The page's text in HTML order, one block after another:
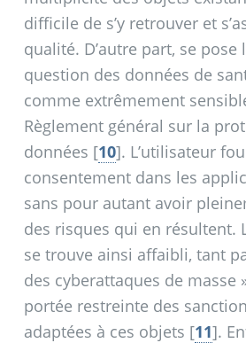
difficile de s’y retrouver et
qualité. D’autre part, se pose
question des données de
comme extrêmement
Règlement général sur la
données [10]. L’utilisateur
consentement dans les
sans pour autant avoir
des risques qui en résultent.
se trouve ainsi affaibli, tant
des cyberattaques de masse
portée restreinte des
adaptées à ces objets [11].